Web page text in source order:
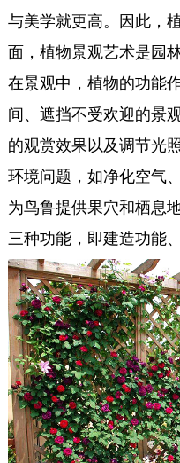
与美学就更高。因此，
面，植物景观艺术是园
在景观中，植物的功能
间、遮挡不受欢迎的景
的观赏效果以及调节光
环境问题，如净化空气
为鸟鲁提供果穴和栖息
三种功能，即建造功能